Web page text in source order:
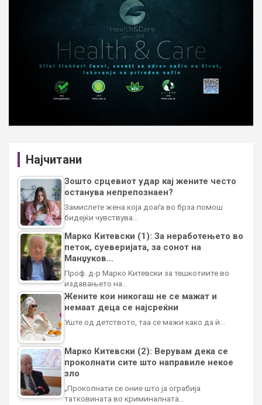
Најчитани
Зошто срцевиот удар кај жените често
останува непрепознаен?
Замислете жена која доаѓа во брза помош
бидејќи чувствува…
Марко Китевски (1): За неработењето во
петок, суеверијата, за сонот на
Манџуков…
Проф. д-р Марко Китевски за тешкотиите во
издавањето на…
Жените кои никогаш не се мажат и
немаат деца се најсреќни
Уште од детството, таа се мажи како да ѝ…
Марко Китевски (2): Верувам дека се
проколнати сите што направиле некое
зло
„Проколнати се оние што ја ограбија
татковината во криминалната…